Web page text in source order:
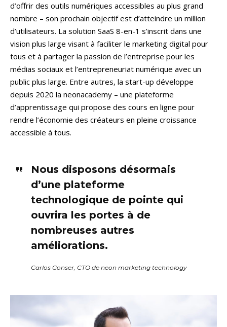
d’offrir des outils numériques accessibles au plus grand
nombre – son prochain objectif est d’atteindre un million
d’utilisateurs. La solution SaaS 8-en-1 s’inscrit dans une
vision plus large visant à faciliter le marketing digital pour
tous et à partager la passion de l’entreprise pour les
médias sociaux et l’entrepreneuriat numérique avec un
public plus large. Entre autres, la start-up développe
depuis 2020 la neonacademy – une plateforme
d’apprentissage qui propose des cours en ligne pour
rendre l’économie des créateurs en pleine croissance
accessible à tous.
Nous disposons désormais
d’une plateforme
technologique de pointe qui
ouvrira les portes à de
nombreuses autres
améliorations.
Carlos Gonser, CTO de neon marketing technology